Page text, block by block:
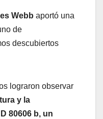
Webb aportó una
de
descubiertos
lograron observar
y la
80606 b, un